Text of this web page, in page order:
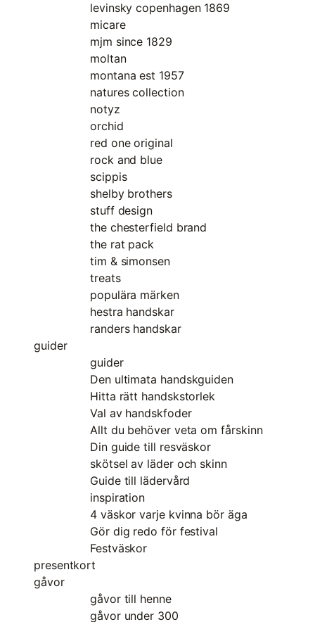
levinsky copenhagen 1869
micare
mjm since 1829
moltan
montana est 1957
natures collection
notyz
orchid
red one original
rock and blue
scippis
shelby brothers
stuff design
the chesterfield brand
the rat pack
tim & simonsen
treats
populära märken
hestra handskar
randers handskar
guider
guider
Den ultimata handskguiden
Hitta rätt handskstorlek
Val av handskfoder
Allt du behöver veta om fårskinn
Din guide till resväskor
skötsel av läder och skinn
Guide till lädervård
inspiration
4 väskor varje kvinna bör äga
Gör dig redo för festival
Festväskor
presentkort
gåvor
gåvor till henne
gåvor under 300